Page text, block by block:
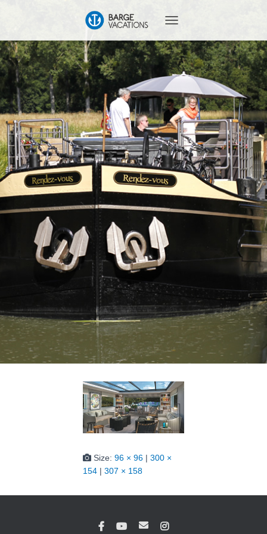
O
G
G
L
N
A
V
I
G
A
T
I
O
Size: 96 × 96 | 300 ×
154 | 307 × 158